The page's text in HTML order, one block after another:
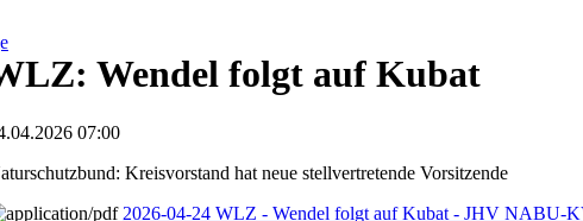
Wendel folgt auf Kubat
07:00
Kreisvorstand hat neue stellvertretende Vorsitzende
2026-04-24 WLZ - Wendel folgt auf Kubat - JHV NABU-